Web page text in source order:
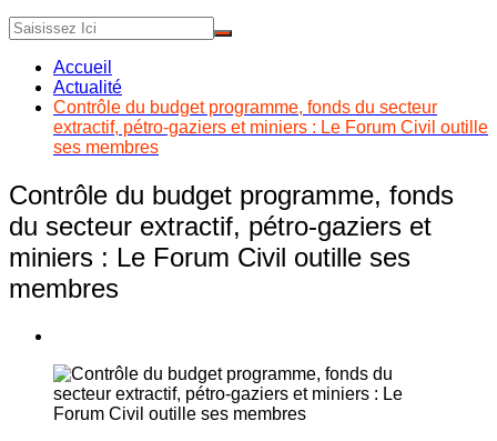
Accueil
Actualité
Contrôle du budget programme, fonds du secteur
extractif, pétro-gaziers et miniers : Le Forum Civil outille
ses membres
Contrôle du budget programme, fonds
du secteur extractif, pétro-gaziers et
miniers : Le Forum Civil outille ses
membres